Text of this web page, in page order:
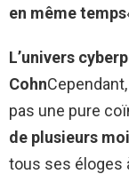
en même temps
L’univers
Cohn
pas une pure
de plusieurs
tous ses éloges